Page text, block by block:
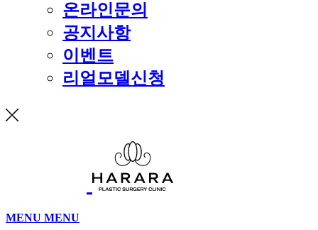
온라인문의
공지사항
이벤트
리얼모델신청
MENU MENU